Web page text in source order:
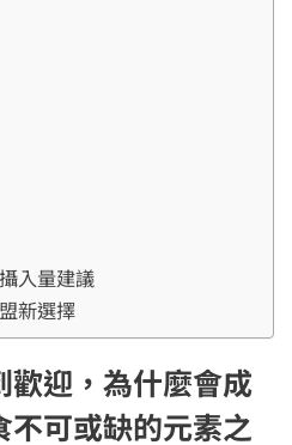
入量建議
新選擇
歡迎，為什麼會成
可或缺的元素之